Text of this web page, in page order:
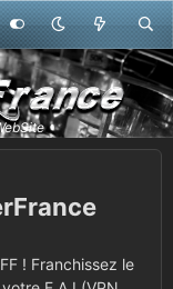
! Franchissez le